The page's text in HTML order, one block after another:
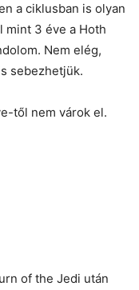
a ciklusban is olyan
mint 3 éve a Hoth
Nem elég,
sebezhetjük.
től nem várok el.
of the Jedi után